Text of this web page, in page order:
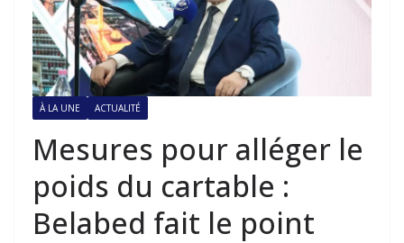
À LA UNE ACTUALITÉ
Mesures pour alléger le
poids du cartable :
Belabed fait le point